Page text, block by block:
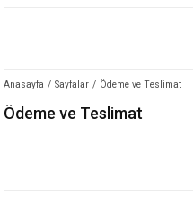
Anasayfa Sayfalar Ödeme ve Teslimat
Ödeme ve Teslimat